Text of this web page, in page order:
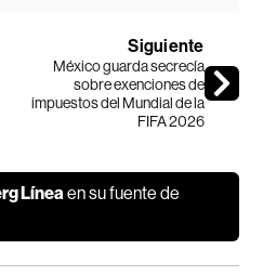
Siguiente
México guarda secrecía
sobre exenciones de
impuestos del Mundial de la
FIFA 2026
Líneaen su fuente de